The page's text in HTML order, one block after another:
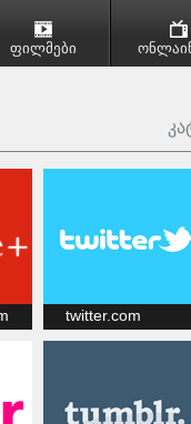
ფილმები
twitter.com